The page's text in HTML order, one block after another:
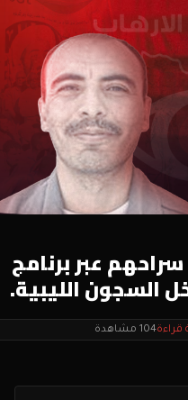
عبر برنامج
السجون الليبية.
104 مشاهدة